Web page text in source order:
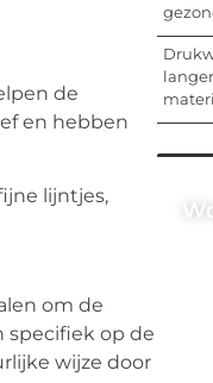
de
en hebben
lijntjes,
om de
specifiek op de
wijze door